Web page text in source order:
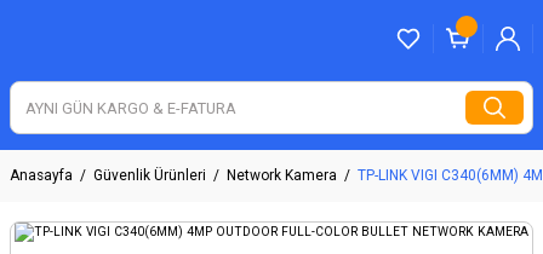
Anasayfa Güvenlik Ürünleri Network Kamera TP-LINK VIGI C340(6MM)